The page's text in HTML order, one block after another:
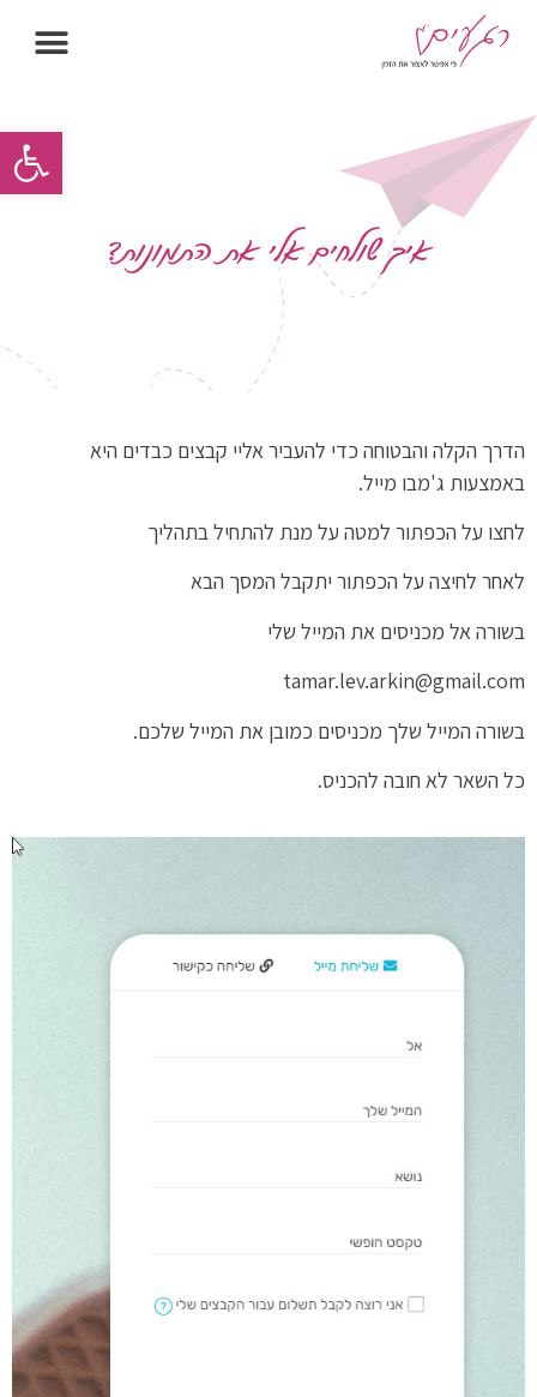
פתח
איך שולחים אלי את התמונות?
הדרך הקלה והבטוחה כדי להעביר אליי קבצים כבדים היא
באמצעות ג'מבו מייל.
לחצו על הכפתור למטה על מנת להתחיל בתהליך
לאחר לחיצה על הכפתור יתקבל המסך הבא
בשורה אל מכניסים את המייל שלי
tamar.lev.arkin@gmail.com
בשורה המייל שלך מכניסים כמובן את המייל שלכם.
כל השאר לא חובה להכניס.